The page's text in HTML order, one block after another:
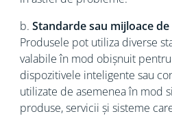
b. Standarde sau mijloace
Produsele pot utiliza diverse
valabile în mod obișnuit
dispozitivele inteligente sau
utilizate de asemenea în mod
produse, servicii și sisteme